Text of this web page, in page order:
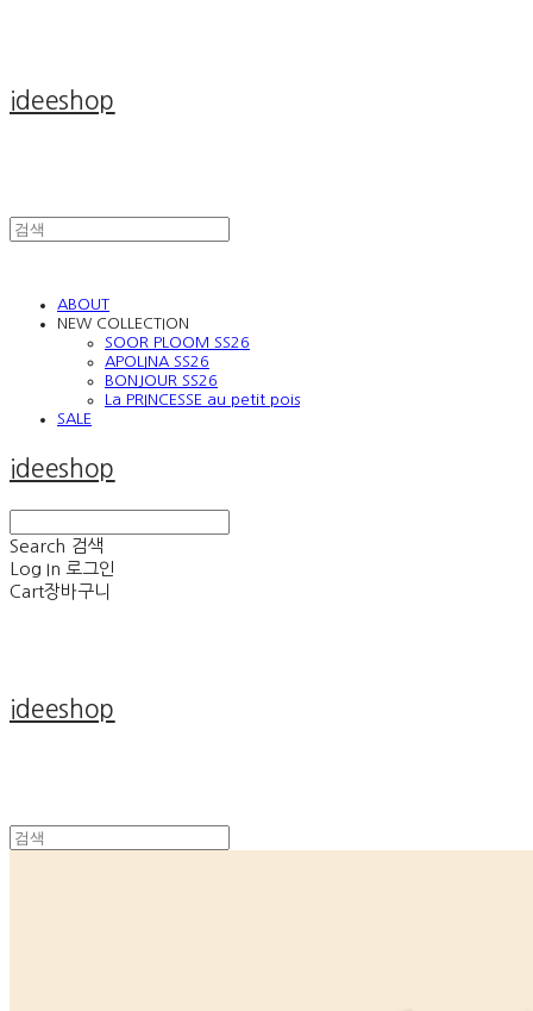
ideeshop
ABOUT
NEW COLLECTION
SOOR PLOOM SS26
APOLINA SS26
BONJOUR SS26
La PRINCESSE au petit pois
SALE
ideeshop
Search 검색
Log In 로그인
Cart장바구니
ideeshop